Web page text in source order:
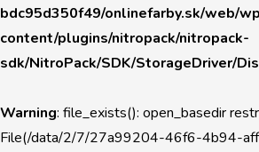
bdc95d350f49/onlinefarby.sk/web/
content/plugins/nitropack/nitropack-
sdk/NitroPack/SDK/StorageDriver/
Warning: file_exists(): open_basedir
File(/data/2/7/27a99204-46f6-4b94-